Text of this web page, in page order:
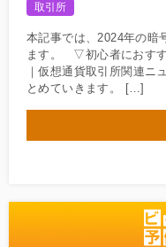
取引所
本記事では、2024年の暗
ます。 ▽初心者におす
｜仮想通貨取引所関連ニ
とめていきます。 […]